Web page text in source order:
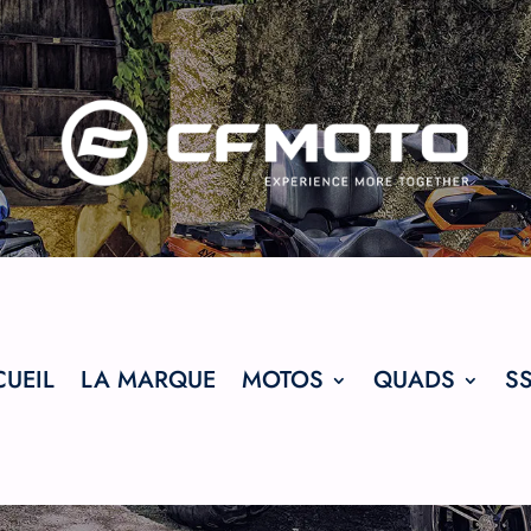
LA MARQUE MOTOS QUADS